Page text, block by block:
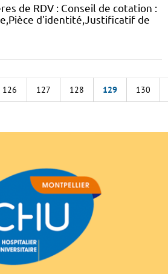
de RDV : Conseil de cotation :
d'identité,Justificatif de
126 127 128 129 130